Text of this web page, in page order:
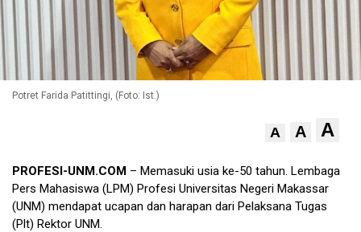
Potret Farida Patittingi, (Foto: Ist.)
A A A
PROFESI-UNM.COM – Memasuki usia ke-50 tahun. Lembaga
Pers Mahasiswa (LPM) Profesi Universitas Negeri Makassar
(UNM) mendapat ucapan dan harapan dari Pelaksana Tugas
(Plt) Rektor UNM.